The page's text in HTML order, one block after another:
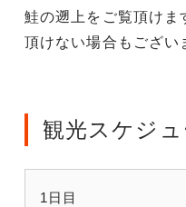
鮭の遡上をご覧頂けま
頂けない場合もござい
観光スケジ
1日目